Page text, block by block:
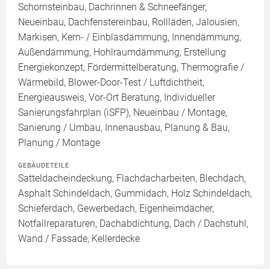
Schornsteinbau, Dachrinnen & Schneefänger,
Neueinbau, Dachfenstereinbau, Rollläden, Jalousien,
Markisen, Kern- / Einblasdämmung, Innendämmung,
Außendämmung, Hohlraumdämmung, Erstellung
Energiekonzept, Fördermittelberatung, Thermografie /
Wärmebild, Blower-Door-Test / Luftdichtheit,
Energieausweis, Vor-Ort Beratung, Individueller
Sanierungsfahrplan (iSFP), Neueinbau / Montage,
Sanierung / Umbau, Innenausbau, Planung & Bau,
Planung / Montage
GEBÄUDETEILE
Satteldacheindeckung, Flachdacharbeiten, Blechdach,
Asphalt Schindeldach, Gummidach, Holz Schindeldach,
Schieferdach, Gewerbedach, Eigenheimdächer,
Notfallreparaturen, Dachabdichtung, Dach / Dachstuhl,
Wand / Fassade, Kellerdecke